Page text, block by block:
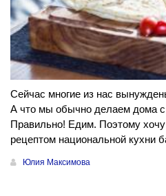
Сейчас многие из нас
А что мы обычно делаем дома
Правильно! Едим. Поэтому
рецептом национальной кухни
Юлия Максимова